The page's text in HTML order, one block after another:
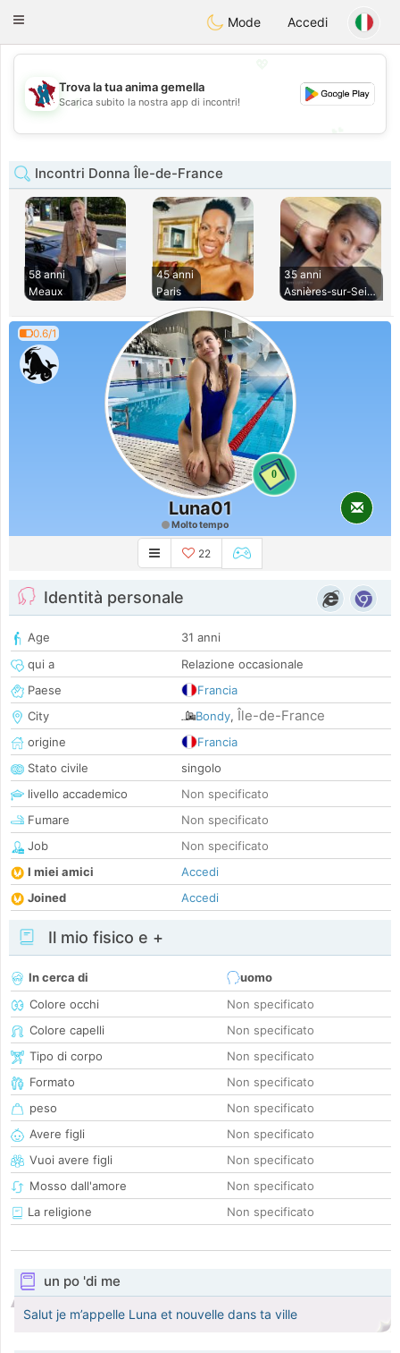
Taimerais
Toggle
Mode Accedi
💖
💕
Trova la tua anima gemella
Scarica subito la nostra app di incontri!
Incontri Donna Île-de-France
58 anni
Meaux
45 anni
Paris
35 anni
Asnières-sur-Seine
0.6/1
0
Luna01
Molto tempo
22
Identità personale
Age
31 anni
qui a
Relazione occasionale
Paese
Francia
City
Bondy, Île-de-France
origine
Francia
Stato civile
singolo
livello accademico
Non specificato
Fumare
Non specificato
Job
Non specificato
I miei amici
Accedi
Joined
Accedi
Il mio fisico e +
In cerca di
uomo
Colore occhi
Non specificato
Colore capelli
Non specificato
Tipo di corpo
Non specificato
Formato
Non specificato
peso
Non specificato
Avere figli
Non specificato
Vuoi avere figli
Non specificato
Mosso dall'amore
Non specificato
La religione
Non specificato
un po 'di me
Salut je m’appelle Luna et nouvelle dans ta ville